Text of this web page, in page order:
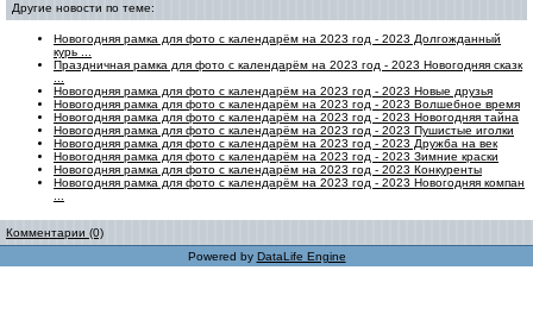
Другие новости по теме:
Новогодняя рамка для фото с календарём на 2023 год - 2023 Долгожданный
курь ...
Праздничная рамка для фото с календарём на 2023 год - 2023 Новогодняя сказк
Новогодняя рамка для фото с календарём на 2023 год - 2023 Новые друзья
Новогодняя рамка для фото с календарём на 2023 год - 2023 Волшебное время
Новогодняя рамка для фото с календарём на 2023 год - 2023 Новогодняя тайна
Новогодняя рамка для фото с календарём на 2023 год - 2023 Пушистые иголки
Новогодняя рамка для фото с календарём на 2023 год - 2023 Дружба на век
Новогодняя рамка для фото с календарём на 2023 год - 2023 Зимние краски
Новогодняя рамка для фото с календарём на 2023 год - 2023 Конкуренты
Новогодняя рамка для фото с календарём на 2023 год - 2023 Новогодняя компан
Комментарии (0)
Powered by DataLife Engine